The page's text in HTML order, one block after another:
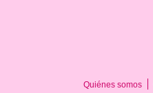
Quiénes somos